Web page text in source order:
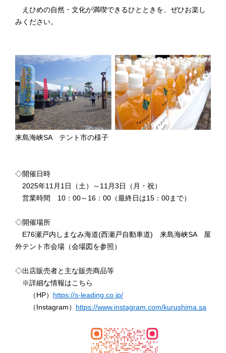
えひめの自然・文化が満喫できるひとときを、ぜひお楽し
みください。
来島海峡SA テント市の様子
◇開催日時
2025年11月1日（土）～11月3日（月・祝）
営業時間 10：00～16：00（最終日は15：00まで）
◇開催場所
E76瀬戸内しまなみ海道(西瀬戸自動車道) 来島海峡SA 屋
外テント市会場（会場図を参照）
◇出店販売者と主な販売商品等
※詳細な情報はこちら
（HP） https://s-leading.co.jp/
（Instagram） https://www.instagram.com/kurushima.sa